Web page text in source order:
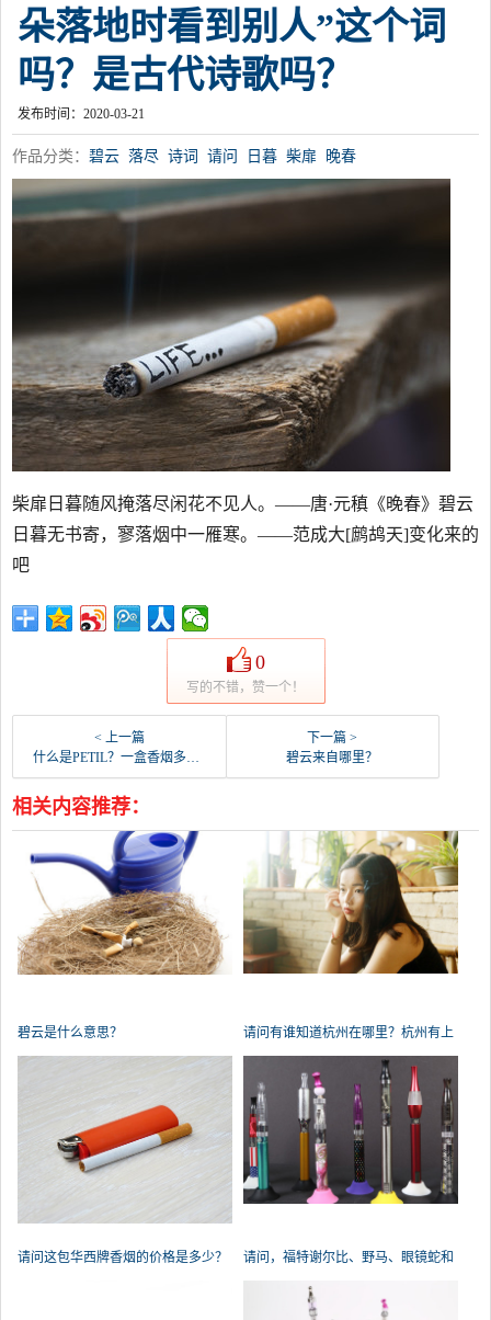
朵落地时看到别人”这个词
吗？是古代诗歌吗？
发布时间：2020-03-21
作品分类： 碧云 落尽 诗词 请问 日暮 柴扉 晚春
柴扉日暮随风掩落尽闲花不见人。——唐·元稹《晚春》碧云
日暮无书寄，寥落烟中一雁寒。——范成大[鹧鸪天]变化来的
吧
0
写的不错，赞一个！
< 上一篇
什么是PETIL？一盒香烟多少钱？
下一篇 >
碧云来自哪里？
相关内容推荐：
碧云是什么意思？
请问有谁知道杭州在哪里？杭州有上
请问这包华西牌香烟的价格是多少？
请问，福特谢尔比、野马、眼镜蛇和